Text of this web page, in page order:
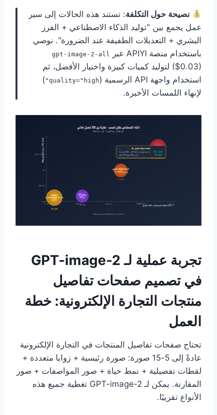
نصيحة حول التكلفة: تستند هذه الحالات إلى سير
عمل يجمع بين "توليد الذكاء الاصطناعي + الفرز
البشري + التعديلات الطفيفة عند الضرورة". نوصي
باستخدام منصة APIYI عبر
gpt-image-2-all
($0.03) لتوليد كميات كبيرة واختيار الأفضل، ثم
استخدام واجهة API الرسمية (
quality="high"
)
لإنهاء اللمسات الأخيرة.
تجربة عملية لـ GPT-image-2
في تصميم صفحات تفاصيل
منتجات التجارة الإلكترونية: خطة
العمل
تحتاج صفحات تفاصيل المنتجات في التجارة الإلكترونية
عادةً إلى 5-15 صورة: صورة رئيسية + زوايا متعددة +
لقطات تفصيلية + نمط حياة + صور المواصفات + صور
المقارنة. يمكن لـ GPT-image-2 تغطية جميع هذه
الأنواع تقريبًا.